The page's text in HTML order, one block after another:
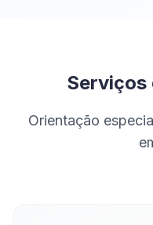
Serviços
Orientação